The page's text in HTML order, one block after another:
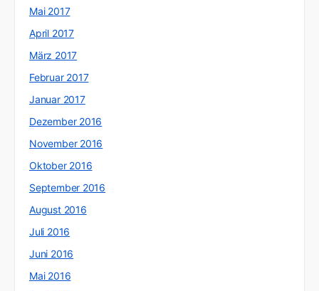
Mai 2017
April 2017
März 2017
Februar 2017
Januar 2017
Dezember 2016
November 2016
Oktober 2016
September 2016
August 2016
Juli 2016
Juni 2016
Mai 2016